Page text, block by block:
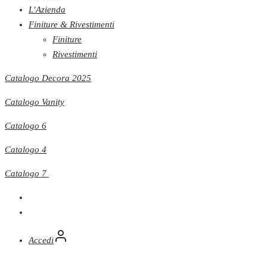
L’Azienda
Finiture & Rivestimenti
Finiture
Rivestimenti
Catalogo Decora 2025
Catalogo Vanity
Catalogo 6
Catalogo 4
Catalogo 7
Accedi